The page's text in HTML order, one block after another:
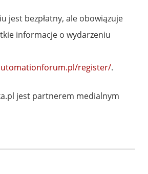
jest bezpłatny, ale obowiązuje
informacje o wydarzeniu
register/.
jest partnerem medialnym